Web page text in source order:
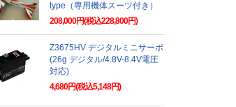
type（専用機体スーツ付き）
208,000円(税込228,800円)
Z3675HV デジタルミニサーボ
(26g デジタル/4.8V-8.4V電圧
対応)
4,680円(税込5,148円)